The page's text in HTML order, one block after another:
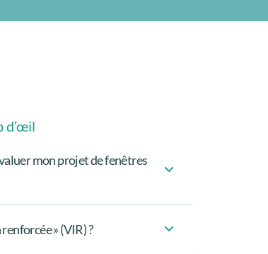
d’œil
mon projet de fenêtres
» (VIR) ?